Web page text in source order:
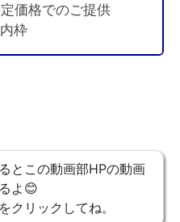
価格でのご提供
枠
とこの動画部HPの動画
よ😊
クリックしてね。